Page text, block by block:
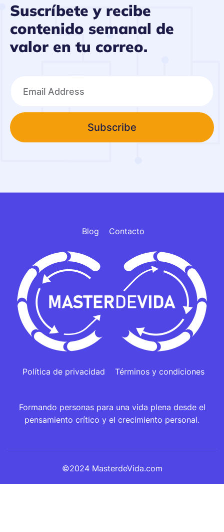
Suscríbete y recibe
contenido semanal de
valor en tu correo.
Subscribe
Blog Contacto
Política de privacidad Términos y condiciones
Formando personas para una vida plena desde el
pensamiento crítico y el crecimiento personal.
©2024 MasterdeVida.com